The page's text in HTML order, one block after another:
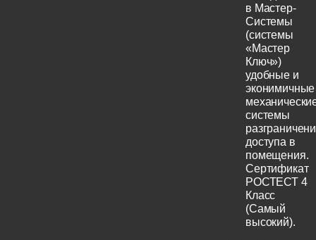
в Мастер-
Системы
(системы
«Мастер
Ключ»)
удобные и
эконимичные
системы
доступа в
помещения.
Сертификат
РОСТЕСТ 4
Класс
(Самый
высокий).